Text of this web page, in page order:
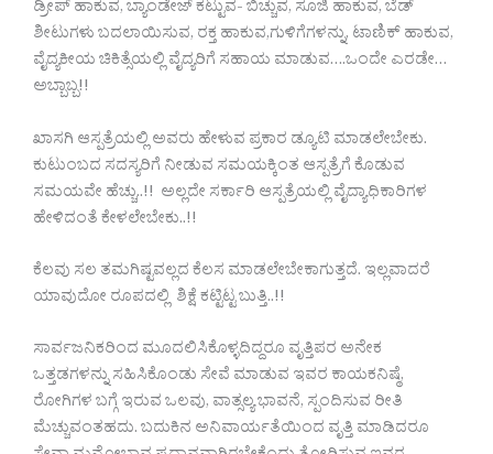
ಡ್ರೀಪ್ ಹಾಕುವ, ಬ್ಯಾಂಡೇಜ್ ಕಟ್ಟುವ- ಬಿಚ್ಚುವ, ಸೂಜಿ ಹಾಕುವ, ಬೆಡ್
ಶೀಟುಗಳು ಬದಲಾಯಿಸುವ, ರಕ್ತ ಹಾಕುವ,ಗುಳಿಗೆಗಳನ್ನು, ಟಾಣಿಕ್ ಹಾಕುವ,
ವೈದ್ಯಕೀಯ ಚಿಕಿತ್ಸೆಯಲ್ಲಿ ವೈದ್ಯರಿಗೆ ಸಹಾಯ ಮಾಡುವ….ಒಂದೇ ಎರಡೇ…
ಅಬ್ಬಾಬ್ಬ!!
ಖಾಸಗಿ ಆಸ್ಪತ್ರೆಯಲ್ಲಿ ಅವರು ಹೇಳುವ ಪ್ರಕಾರ ಡ್ಯೂಟಿ ಮಾಡಲೇಬೇಕು.
ಕುಟುಂಬದ ಸದಸ್ಯರಿಗೆ ನೀಡುವ ಸಮಯಕ್ಕಿಂತ ಆಸ್ಪತ್ರೆಗೆ ಕೊಡುವ
ಸಮಯವೇ ಹೆಚ್ಚು..!! ಅಲ್ಲದೇ ಸರ್ಕಾರಿ ಆಸ್ಪತ್ರೆಯಲ್ಲಿ ವೈದ್ಯಾಧಿಕಾರಿಗಳ
ಹೇಳಿದಂತೆ ಕೇಳಲೇಬೇಕು..!!
ಕೆಲವು ಸಲ ತಮಗಿಷ್ಟವಲ್ಲದ ಕೆಲಸ ಮಾಡಲೇಬೇಕಾಗುತ್ತದೆ. ಇಲ್ಲವಾದರೆ
ಯಾವುದೋ ರೂಪದಲ್ಲಿ ಶಿಕ್ಷೆ ಕಟ್ಟಿಟ್ಟ ಬುತ್ತಿ..!!
ಸಾರ್ವಜನಿಕರಿಂದ ಮೂದಲಿಸಿಕೊಳ್ಳದಿದ್ದರೂ ವೃತ್ತಿಪರ ಅನೇಕ
ಒತ್ತಡಗಳನ್ನು ಸಹಿಸಿಕೊಂಡು ಸೇವೆ ಮಾಡುವ ಇವರ ಕಾಯಕನಿಷ್ಠೆ,
ರೋಗಿಗಳ ಬಗ್ಗೆ ಇರುವ ಒಲವು, ವಾತ್ಸಲ್ಯ ಭಾವನೆ, ಸ್ಪಂದಿಸುವ ರೀತಿ
ಮೆಚ್ಚುವಂತಹದು. ಬದುಕಿನ ಅನಿವಾರ್ಯತೆಯಿಂದ ವೃತ್ತಿ ಮಾಡಿದರೂ